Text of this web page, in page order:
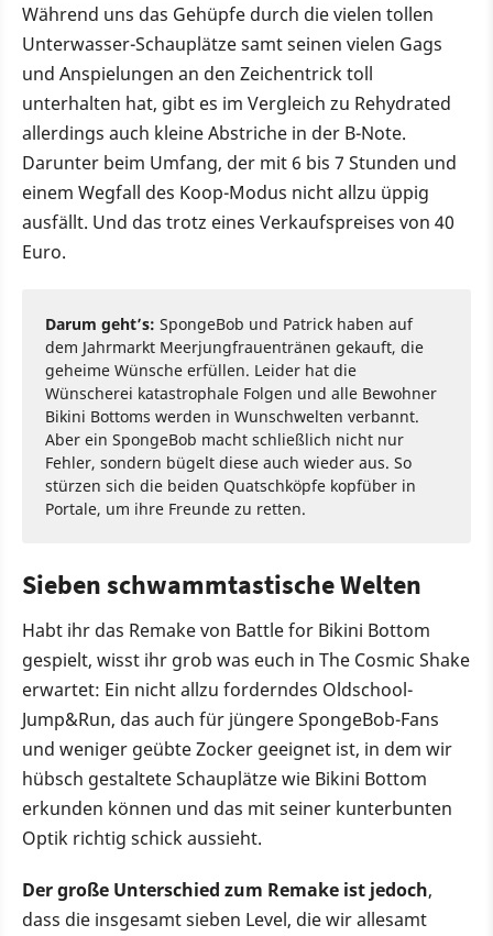
Während uns das Gehüpfe durch die vielen tollen
Unterwasser-Schauplätze samt seinen vielen Gags
und Anspielungen an den Zeichentrick toll
unterhalten hat, gibt es im Vergleich zu Rehydrated
allerdings auch kleine Abstriche in der B-Note.
Darunter beim Umfang, der mit 6 bis 7 Stunden und
einem Wegfall des Koop-Modus nicht allzu üppig
ausfällt. Und das trotz eines Verkaufspreises von 40
Euro.
Darum geht’s: SpongeBob und Patrick haben auf
dem Jahrmarkt Meerjungfrauentränen gekauft, die
geheime Wünsche erfüllen. Leider hat die
Wünscherei katastrophale Folgen und alle Bewohner
Bikini Bottoms werden in Wunschwelten verbannt.
Aber ein SpongeBob macht schließlich nicht nur
Fehler, sondern bügelt diese auch wieder aus. So
stürzen sich die beiden Quatschköpfe kopfüber in
Portale, um ihre Freunde zu retten.
Sieben schwammtastische Welten
Habt ihr das Remake von Battle for Bikini Bottom
gespielt, wisst ihr grob was euch in The Cosmic Shake
erwartet: Ein nicht allzu forderndes Oldschool-
Jump&Run, das auch für jüngere SpongeBob-Fans
und weniger geübte Zocker geeignet ist, in dem wir
hübsch gestaltete Schauplätze wie Bikini Bottom
erkunden können und das mit seiner kunterbunten
Optik richtig schick aussieht.
Der große Unterschied zum Remake ist jedoch,
dass die insgesamt sieben Level, die wir allesamt